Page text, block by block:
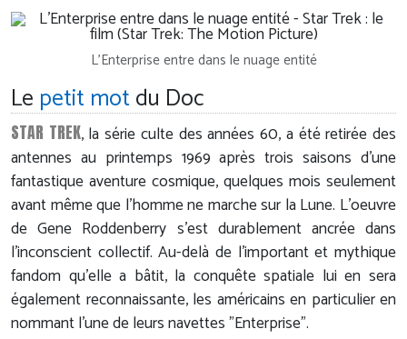
L'Enterprise entre dans le nuage entité
Le petit motdu Doc
STAR TREK, la série culte des années 60, a été retirée des
antennes au printemps 1969 après trois saisons d'une
fantastique aventure cosmique, quelques mois seulement
avant même que l'homme ne marche sur la Lune. L'oeuvre
de Gene Roddenberry s'est durablement ancrée dans
l'inconscient collectif. Au-delà de l'important et mythique
fandom qu'elle a bâtit, la conquête spatiale lui en sera
également reconnaissante, les américains en particulier en
nommant l'une de leurs navettes "Enterprise".